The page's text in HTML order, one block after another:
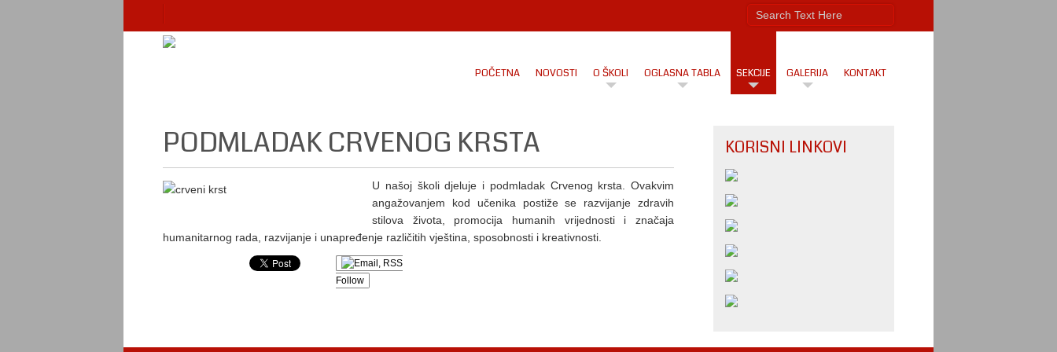
POČETNA NOVOSTI O ŠKOLI OGLASNA TABLA SEKCIJE GALERIJA KONTAKT
PODMLADAK CRVENOG KRSTA
U našoj školi djeluje i podmladak Crvenog krsta. Ovakvim
angažovanjem kod učenika postiže se razvijanje zdravih
stilova života, promocija humanih vrijednosti i značaja
humanitarnog rada, razvijanje i unapređenje različitih vještina, sposobnosti i kreativnosti.
Follow
KORISNI LINKOVI